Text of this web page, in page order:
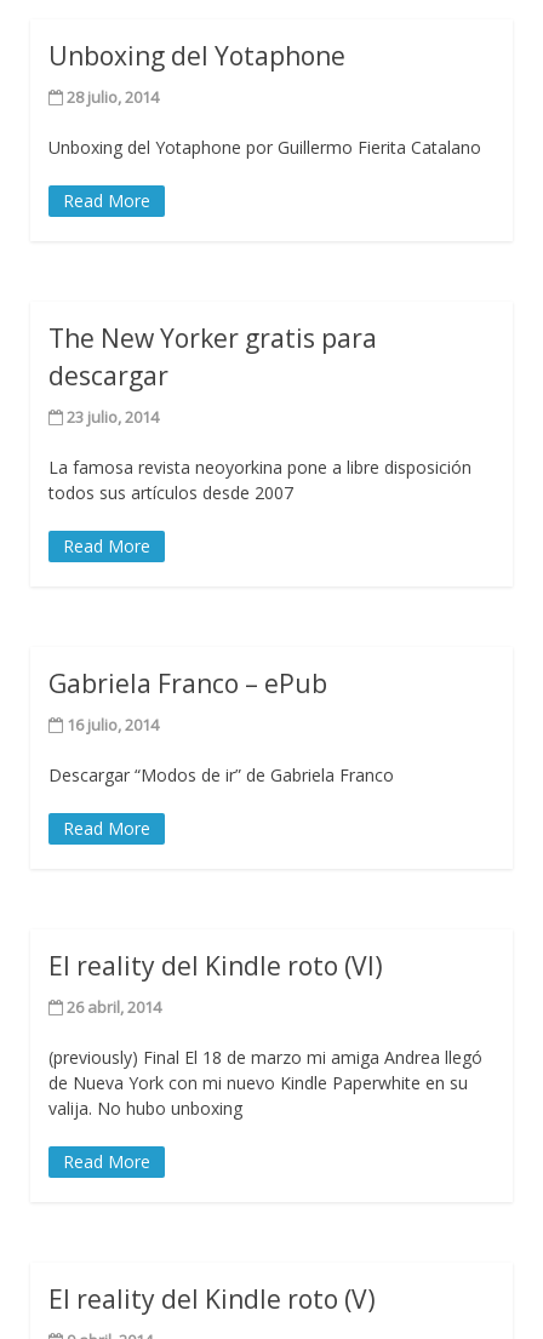
Unboxing del Yotaphone
28 julio, 2014
Unboxing del Yotaphone por Guillermo Fierita Catalano
Read More
The New Yorker gratis para
descargar
23 julio, 2014
La famosa revista neoyorkina pone a libre disposición
todos sus artículos desde 2007
Read More
Gabriela Franco – ePub
16 julio, 2014
Descargar “Modos de ir” de Gabriela Franco
Read More
El reality del Kindle roto (VI)
26 abril, 2014
(previously) Final El 18 de marzo mi amiga Andrea llegó
de Nueva York con mi nuevo Kindle Paperwhite en su
valija. No hubo unboxing
Read More
El reality del Kindle roto (V)